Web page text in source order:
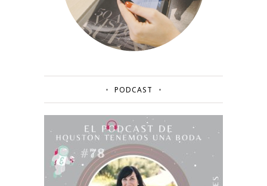
PODCAST